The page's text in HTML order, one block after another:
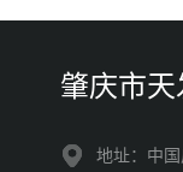
肇庆市天
地址：中